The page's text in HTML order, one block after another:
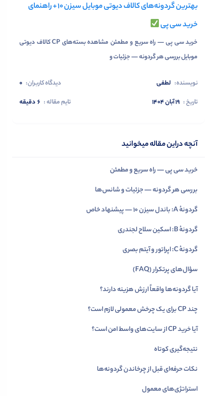
بهترین گردونه‌های کالاف دیوتی موبایل سیزن ۱۰ + راهنمای
خرید سی پی
خرید سی پی — راه سریع و مطمئن مشاهده بسته‌های CP کالاف دیوتی
موبایل بررسی هر گردونه — جزئیات و
نویسنده: لطفی دیدگاه کاربران: 0
تاریخ : ۱۹ آبان ۱۴۰۴ تایم مقاله : 6دقیقه
آنچه دراین مقاله میخوانید
خرید سی پی — راه سریع و مطمئن
بررسی هر گردونه — جزئیات و شانس‌ها
گردونهٔ A: باندل سیزن ۱۰ — پیشنهاد خاص
گردونهٔ B: اسکین سلاح لجندری
گردونهٔ C: اپراتور و آیتم بصری
سؤال‌های پرتکرار (FAQ)
آیا گردونه‌ها واقعاً ارزش هزینه دارند؟
چند CP برای یک چرخش معمولی لازم است؟
آیا خرید CP از سایت‌های واسط امن است؟
نتیجه‌گیری کوتاه
نکات حرفه‌ای قبل از چرخاندن گردونه‌ها
استراتژی‌های معمول